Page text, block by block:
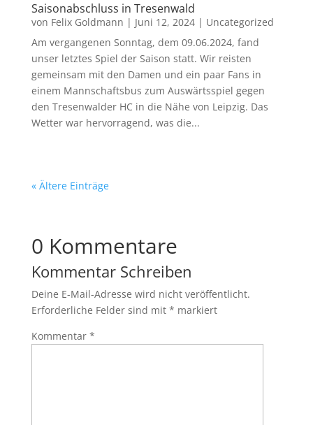
Saisonabschluss in Tresenwald
von Felix Goldmann | Juni 12, 2024| Uncategorized
Am vergangenen Sonntag, dem 09.06.2024, fand
unser letztes Spiel der Saison statt. Wir reisten
gemeinsam mit den Damen und ein paar Fans in
einem Mannschaftsbus zum Auswärtsspiel gegen
den Tresenwalder HC in die Nähe von Leipzig. Das
Wetter war hervorragend, was die...
« Ältere Einträge
0 Kommentare
Kommentar Schreiben
Deine E-Mail-Adresse wird nicht veröffentlicht.
Erforderliche Felder sind mit * markiert
Kommentar *